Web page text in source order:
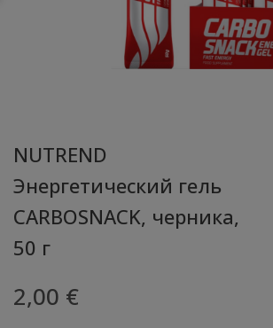
NUTREND
Энергетический гель
CARBOSNACK, черника,
50 г
2,00 €